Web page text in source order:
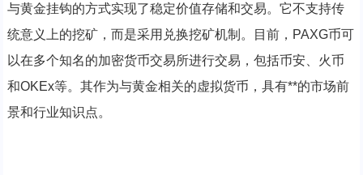
与黄金挂钩的方式实现了稳定价值存储和交易。它不支持传
统意义上的挖矿，而是采用兑换挖矿机制。目前，PAXG币可
以在多个知名的加密货币交易所进行交易，包括币安、火币
和OKEx等。其作为与黄金相关的虚拟货币，具有**的市场前
景和行业知识点。